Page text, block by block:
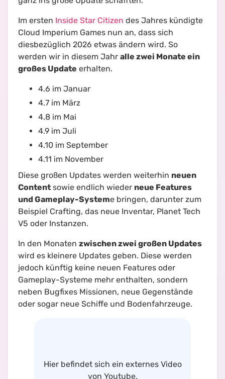
Im ersten Inside Star Citizen des Jahres kündigte
Cloud Imperium Games nun an, dass sich
diesbezüglich 2026 etwas ändern wird. So
werden wir in diesem Jahr alle zwei Monate ein
großes Update erhalten.
4.6 im Januar
4.7 im März
4.8 im Mai
4.9 im Juli
4.10 im September
4.11 im November
Diese großen Updates werden weiterhin neuen
Content sowie endlich wieder neue Features
und Gameplay-Systeme bringen, darunter zum
Beispiel Crafting, das neue Inventar, Planet Tech
V5 oder Instanzen.
In den Monaten zwischen zwei großen Updates
wird es kleinere Updates geben. Diese werden
jedoch künftig keine neuen Features oder
Gameplay-Systeme mehr enthalten, sondern
neben Bugfixes Missionen, neue Gegenstände
oder sogar neue Schiffe und Bodenfahrzeuge.
Hier befindet sich ein externes Video
von Youtube.